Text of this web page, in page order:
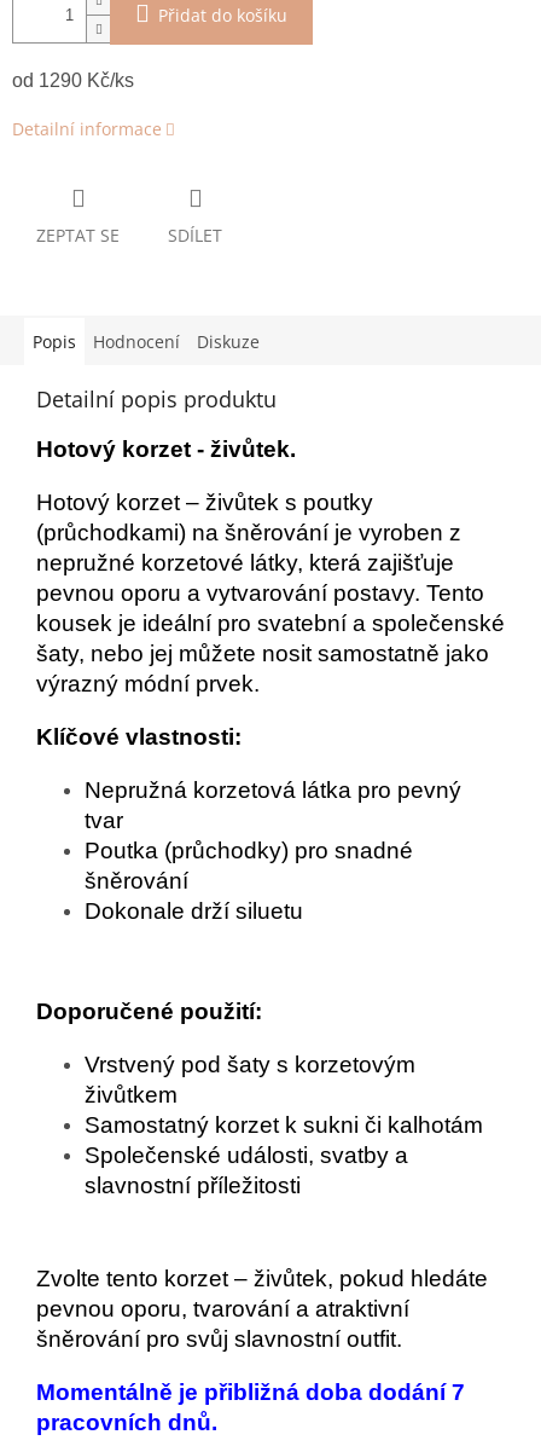
Přidat do košíku
od 1290 Kč/ks
Detailní informace
ZEPTAT SE SDÍLET
Popis Hodnocení Diskuze
Detailní popis produktu
Hotový korzet - živůtek.
Hotový korzet – živůtek s poutky
(průchodkami) na šněrování je vyroben z
nepružné korzetové látky, která zajišťuje
pevnou oporu a vytvarování postavy. Tento
kousek je ideální pro svatební a společenské
šaty, nebo jej můžete nosit samostatně jako
výrazný módní prvek.
Klíčové vlastnosti:
Nepružná korzetová látka pro pevný
tvar
Poutka (průchodky) pro snadné
šněrování
Dokonale drží siluetu
Doporučené použití:
Vrstvený pod šaty s korzetovým
živůtkem
Samostatný korzet k sukni či kalhotám
Společenské události, svatby a
slavnostní příležitosti
Zvolte tento korzet – živůtek, pokud hledáte
pevnou oporu, tvarování a atraktivní
šněrování pro svůj slavnostní outfit.
Momentálně je přibližná doba dodání 7
pracovních dnů.